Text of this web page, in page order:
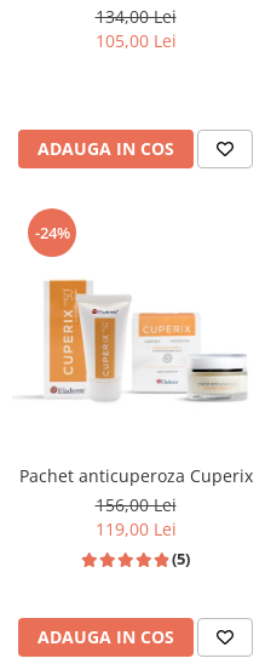
134,00 Lei
105,00 Lei
ADAUGA IN COS
-24%
Pachet anticuperoza Cuperix
156,00 Lei
119,00 Lei
(5)
ADAUGA IN COS